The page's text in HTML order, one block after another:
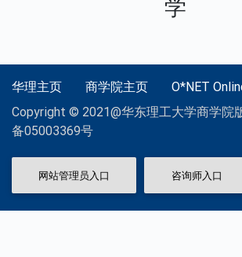
学
华理主页 商学院主页
O*NET
Copyright © 2021@华东理工大学商学院
备05003369号
网站管理员入口 咨询师入口